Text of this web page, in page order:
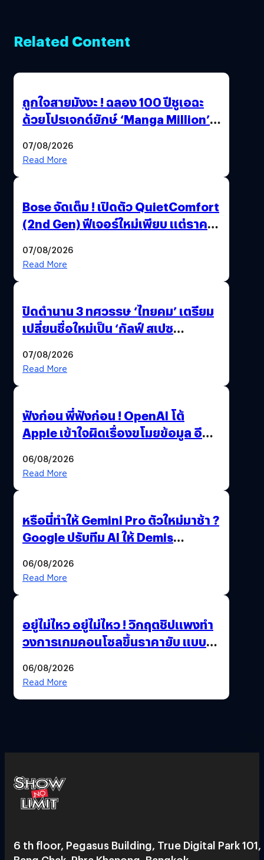
Related Content
ถูกใจสายมังงะ ! ฉลอง 100 ปีชูเอฉะ
ด้วยโปรเจกต์ยักษ์ ‘Manga Million’
ด้วย
07/08/2026
Read More
Bose จัดเต็ม ! เปิดตัว QuietComfort
(2nd Gen) ฟีเจอร์ใหม่เพียบ แต่ราคา
07/08/2026
Read More
ปิดตำนาน 3 ทศวรรษ ‘ไทยคม’ เตรียม
เปลี่ยนชื่อใหม่เป็น ‘กัลฟ์ สเปซ
07/08/2026
Read More
ฟังก่อน พี่ฟังก่อน ! OpenAI โต้
Apple เข้าใจผิดเรื่องขโมยข้อมูล อีก
06/08/2026
Read More
หรือนี่ทำให้ Gemini Pro ตัวใหม่มาช้า ?
Google ปรับทีม AI ให้ Demis
06/08/2026
Read More
อยู่ไม่ไหว อยู่ไม่ไหว ! วิกฤตชิปแพงทำ
วงการเกมคอนโซลขึ้นราคายับ แบบนี้
06/08/2026
Read More
6 th floor, Pegasus Building, True Digital Park 101,